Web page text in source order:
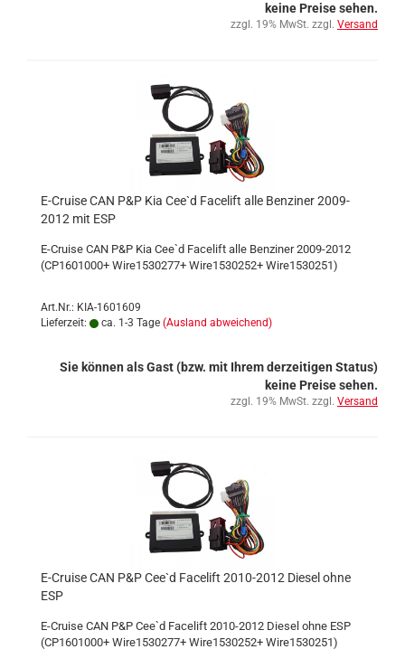
keine Preise sehen.
zzgl. 19% MwSt. zzgl. Versand
E-Cruise CAN P&P Kia Cee`d Facelift alle Benziner 2009-
2012 mit ESP
E-Cruise CAN P&P Kia Cee`d Facelift alle Benziner 2009-2012
(CP1601000+ Wire1530277+ Wire1530252+ Wire1530251)
Art.Nr.: KIA-1601609
Lieferzeit:
ca. 1-3 Tage (Ausland abweichend)
Sie können als Gast (bzw. mit Ihrem derzeitigen Status)
keine Preise sehen.
zzgl. 19% MwSt. zzgl. Versand
E-Cruise CAN P&P Cee`d Facelift 2010-2012 Diesel ohne
ESP
E-Cruise CAN P&P Cee`d Facelift 2010-2012 Diesel ohne ESP
(CP1601000+ Wire1530277+ Wire1530252+ Wire1530251)